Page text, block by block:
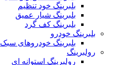
بلبرینگ خود تنظیم
بلبرینگ شیار عمیق
بلبرینگ کف گرد
بلبرینگ خودرو
بلبرینگ خودروهای سبک
رولبرینگ
رولبرینگ استوانه ای